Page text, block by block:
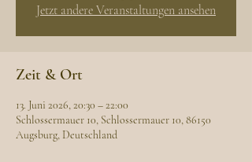
Jetzt andere Veranstaltungen ansehen
Zeit & Ort
13. Juni 2026, 20:30 – 22:00
Schlossermauer 10, Schlossermauer 10, 86150
Augsburg, Deutschland